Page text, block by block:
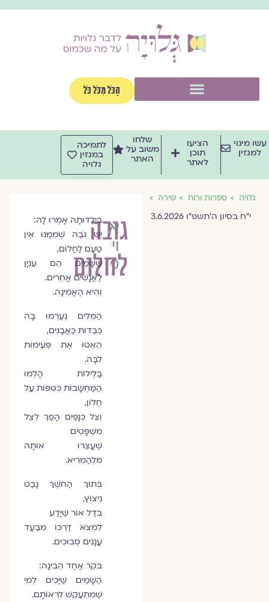
הַכֹּל מִכֹּל כֹּל
מינוי
למגזין
הציעו
תוכן
לאתר
שלחו
משוב על
האתר
לתמיכה
במגזין
גלויה
גלויה ספרות ורוח שירה
י״ח בסיון ה׳תשפ״ו 3.6.2026
גובה
לחלום
אירית
וייסמן
מינקוביץ
בְּיַלְדוּתָהּ אָמְרוּ לָהּ:
יֵשׁ גֹּבַהּ שֶׁמִּמֶּנּוּ אֵין
טַעַם לַחֲלוֹם,
שֶׁשָּׁמַיִם הֵם עִנְיָן
לַאֲנָשִׁים אֲחֵרִים.
וְהִיא הֶאֱמִינָה.
הַמִּלִּים נֶעֶרְמוּ בָּהּ
כְּבֵדות כַּאֲבָנִים,
הֵאֵטּוּ אֶת פְּעִימוֹת
לִבָּהּ.
בַּלֵּילוֹת הָלְמוּ
הַמַּחְשָׁבוֹת כְּטִפּוֹת עַל
חַלּוֹן,
וְצֵל כְּנָפַיִם הָפַךְ לְצֵל
מִשְׁפָּטִים
שֶׁעָצְרוּ אוֹתָהּ
מִלְּהַמְרִיא.
בְּתוֹךְ הַחֹשֶׁךְ נָבַט
נִיצוֹץ,
בְּדַל אוֹר שֶׁיָּדַע
לִמְצֹא דַּרְכּוֹ מִבַּעַד
עֲנָנִים סְבוּכִים.
בֹּקֶר אַחַד הֵבִינָה:
הַשָּׁמַיִם שַׁיָּכִים לְמִי
שֶׁמִּתְעַקֵּשׁ לִרְאוֹתָם.